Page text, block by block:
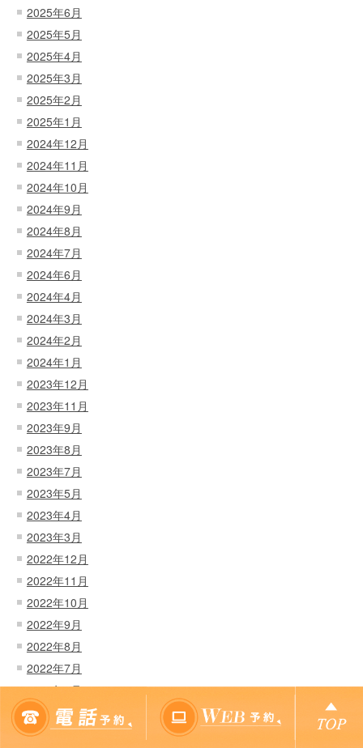
2025年6月
2025年5月
2025年4月
2025年3月
2025年2月
2025年1月
2024年12月
2024年11月
2024年10月
2024年9月
2024年8月
2024年7月
2024年6月
2024年4月
2024年3月
2024年2月
2024年1月
2023年12月
2023年11月
2023年9月
2023年8月
2023年7月
2023年5月
2023年4月
2023年3月
2022年12月
2022年11月
2022年10月
2022年9月
2022年8月
2022年7月
2022年6月
2022年4月
2022年3月